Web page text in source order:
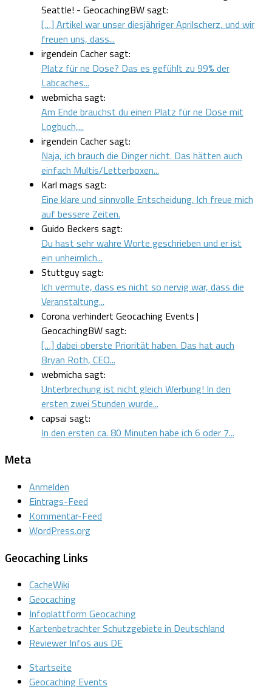
Seattle! - GeocachingBW sagt:
[…] Artikel war unser diesjähriger Aprilscherz, und wir
freuen uns, dass...
irgendein Cacher sagt:
Platz für ne Dose? Das es gefühlt zu 99% der
Labcaches...
webmicha sagt:
Am Ende brauchst du einen Platz für ne Dose mit
Logbuch,...
irgendein Cacher sagt:
Naja, ich brauch die Dinger nicht. Das hätten auch
einfach Multis/Letterboxen...
Karl mags sagt:
Eine klare und sinnvolle Entscheidung. Ich freue mich
auf bessere Zeiten.
Guido Beckers sagt:
Du hast sehr wahre Worte geschrieben und er ist
ein unheimlich...
Stuttguy sagt:
Ich vermute, dass es nicht so nervig war, dass die
Veranstaltung...
Corona verhindert Geocaching Events |
GeocachingBW sagt:
[…] dabei oberste Priorität haben. Das hat auch
Bryan Roth, CEO...
webmicha sagt:
Unterbrechung ist nicht gleich Werbung! In den
ersten zwei Stunden wurde...
capsai sagt:
In den ersten ca. 80 Minuten habe ich 6 oder 7...
Meta
Anmelden
Eintrags-Feed
Kommentar-Feed
WordPress.org
Geocaching Links
CacheWiki
Geocaching
Infoplattform Geocaching
Kartenbetrachter Schutzgebiete in Deutschland
Reviewer Infos aus DE
Startseite
Geocaching Events